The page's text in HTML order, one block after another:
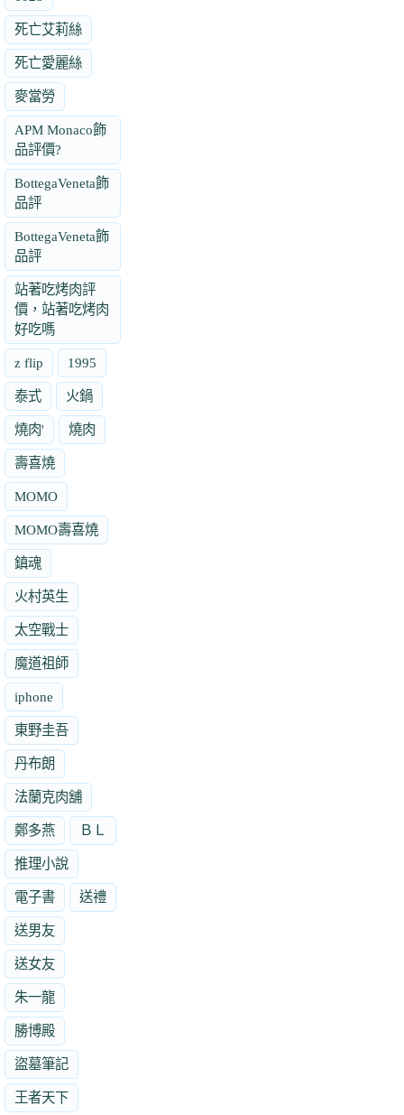
死亡艾莉絲
死亡愛麗絲
麥當勞
APM Monaco飾
品評價?
BottegaVeneta飾
品評
BottegaVeneta飾
品評
站著吃烤肉評
價，站著吃烤肉
好吃嗎
z flip 1995
泰式 火鍋
燒肉' 燒肉
壽喜燒
MOMO
MOMO壽喜燒
鎮魂
火村英生
太空戰士
魔道祖師
iphone
東野圭吾
丹布朗
法蘭克肉舖
鄭多燕 ＢＬ
推理小說
電子書 送禮
送男友
送女友
朱一龍
勝博殿
盜墓筆記
王者天下